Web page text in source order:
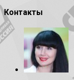
Контакты